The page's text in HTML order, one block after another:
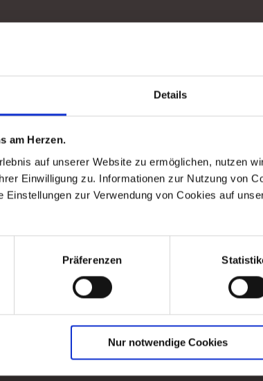
Details
am Herzen.
auf unserer Website zu ermöglichen, nutzen
Einwilligung zu. Informationen zur Nutzung von
Einstellungen zur Verwendung von Cookies auf
Präferenzen
Nur notwendige Cookies
Kiev
WORK TIME
CONTACT:
royal home store